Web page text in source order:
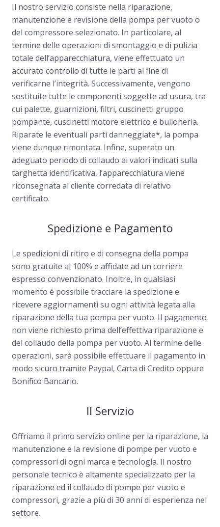
Il nostro servizio consiste nella riparazione,
manutenzione e revisione della pompa per vuoto o
del compressore selezionato. In particolare, al
termine delle operazioni di smontaggio e di pulizia
totale dell’apparecchiatura, viene effettuato un
accurato controllo di tutte le parti al fine di
verificarne l’integrità. Successivamente, vengono
sostituite tutte le componenti soggette ad usura, tra
cui palette, guarnizioni, filtri, cuscinetti gruppo
pompante, cuscinetti motore elettrico e bulloneria.
Riparate le eventuali parti danneggiate*, la pompa
viene dunque rimontata. Infine, superato un
adeguato periodo di collaudo ai valori indicati sulla
targhetta identificativa, l’apparecchiatura viene
riconsegnata al cliente corredata di relativo
certificato.
Spedizione e Pagamento
Le spedizioni di ritiro e di consegna della pompa
sono gratuite al 100% e affidate ad un corriere
espresso convenzionato. Inoltre, in qualsiasi
momento è possibile tracciare la spedizione e
ricevere aggiornamenti su ogni attività legata alla
riparazione della tua pompa per vuoto. Il pagamento
non viene richiesto prima dell’effettiva riparazione e
del collaudo della pompa per vuoto. Al termine delle
operazioni, sarà possibile effettuare il pagamento in
modo sicuro tramite Paypal, Carta di Credito oppure
Bonifico Bancario.
Il Servizio
Offriamo il primo servizio online per la riparazione, la
manutenzione e la revisione di pompe per vuoto e
compressori di ogni marca e tecnologia. Il nostro
personale tecnico è altamente specializzato per la
riparazione ed il collaudo di pompe per vuoto e
compressori, grazie a più di 30 anni di esperienza nel
settore.